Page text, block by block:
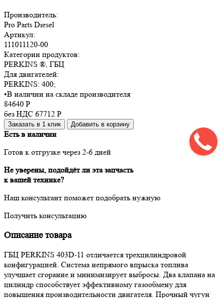
Производитель:
Pro Parts Diesel
Артикул:
111011120-00
Категории продуктов:
PERKINS ®, ГБЦ
Для двигателей:
PERKINS: 400;
•В наличии на складе производителя
84640 Р
без НДС 67712 Р
Заказать в 1 клик Добавить в корзину
Есть в наличии
Готов к отгрузке через 2-6 дней
Не уверены, подойдёт ли эта запчасть
к вашей технике?
Наш консультант поможет подобрать нужную
Получить консультацию
Описание товара
ГБЦ PERKINS 403D-11 отличается трехцилиндровой
конфигурацией. Система непрямого впрыска топлива
улучшает сгорание и минимизирует выбросы. Два клапана на
цилиндр способствует эффективному газообмену для
повышения производительности двигателя. Прочный чугун